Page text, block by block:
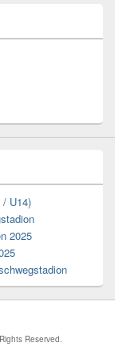
/ U14)
2025
Reserved.